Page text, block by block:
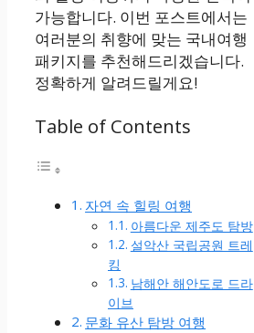
가능합니다. 이번 포스트에서는
여러분의 취향에 맞는 국내여행
패키지를 추천해드리겠습니다.
정확하게 알려드릴게요!
Table of Contents
자연 속 힐링 여행
아름다운 제주도 탐방
설악산 국립공원 트레
킹
남해안 해안도로 드라
이브
문화 유산 탐방 여행